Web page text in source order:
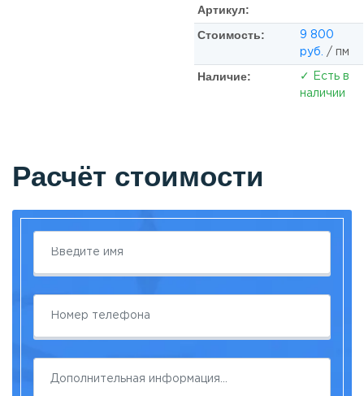
Артикул:
Стоимость:
9 800
руб.
/ пм
Наличие:
✓ Есть в
наличии
Расчёт стоимости